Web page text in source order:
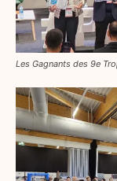
Les Gagnants des 9e